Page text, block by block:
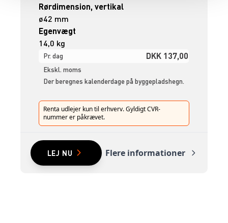
Rørdimension, vertikal
ø42 mm
Egenvægt
14,0 kg
Pr. dag DKK 137,00
Ekskl. moms
Der beregnes kalenderdage på byggepladshegn.
Renta udlejer kun til erhverv. Gyldigt CVR-
nummer er påkrævet.
LEJ NU Flere informationer